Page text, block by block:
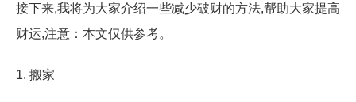
接下来,我将为大家介绍一些减少破财的方法,帮助大家提高
财运,注意：本文仅供参考。
1. 搬家